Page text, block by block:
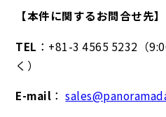
【本件に関するお問合せ先】
TEL ：+81-3 4565 5232（
く）
E-mail ：